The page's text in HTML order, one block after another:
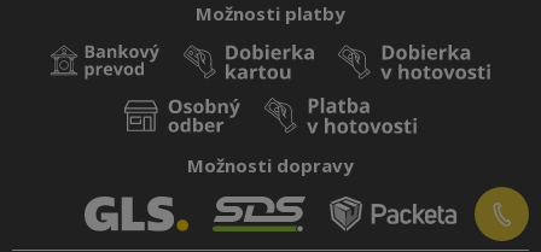
Možnosti platby
Možnosti dopravy